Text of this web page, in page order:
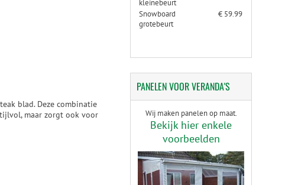
blad. Deze combinatie
maar zorgt ook voor
kleinebeurt
Snowboard
grotebeurt
€ 59.99
PANELENVOOR VERANDA'S
Wij maken panelen op maat.
Bekijk hier enkele
voorbeelden